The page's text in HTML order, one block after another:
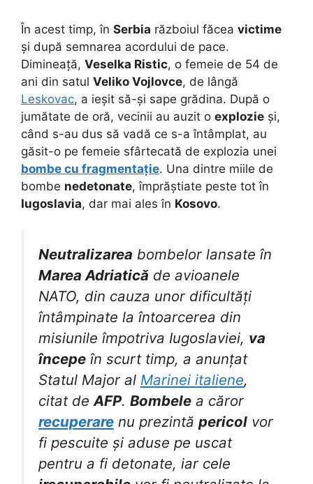
În acest timp, în Serbia războiul făcea victime
și după semnarea acordului de pace.
Dimineață, Veselka Ristic, o femeie de 54 de
ani din satul Veliko Vojlovce, de lângă
Leskovac, a ieșit să-și sape grădina. După o
jumătate de oră, vecinii au auzit o explozie și,
când s-au dus să vadă ce s-a întâmplat, au
găsit-o pe femeie sfârtecată de explozia unei
bombe cu fragmentație. Una dintre miile de
bombe nedetonate, împrăștiate peste tot în
Iugoslavia, dar mai ales în Kosovo.
Neutralizarea bombelor lansate în
Marea Adriatică de avioanele
NATO, din cauza unor dificultăți
întâmpinate la întoarcerea din
misiunile împotriva Iugoslaviei, va
începe în scurt timp, a anunțat
Statul Major al Marinei italiene,
citat deAFP. Bombele a căror
recuperare nu prezintă pericol vor
fi pescuite și aduse pe uscat
pentru a fi detonate, iar cele